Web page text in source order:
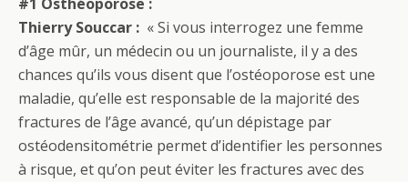
Thierry Souccar : « Si vous interrogez une femme
d’âge mûr, un médecin ou un journaliste, il y a des
chances qu’ils vous disent que l’ostéoporose est une
maladie, qu’elle est responsable de la majorité des
fractures de l’âge avancé, qu’un dépistage par
ostéodensitométrie permet d’identifier les personnes
à risque, et qu’on peut éviter les fractures avec des